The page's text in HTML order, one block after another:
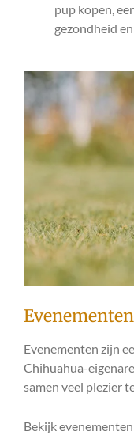
pup kopen,
gezondheid
Evenementen
Evenementen zijn
Chihuahua-
samen veel plezier
Bekijk evenementen